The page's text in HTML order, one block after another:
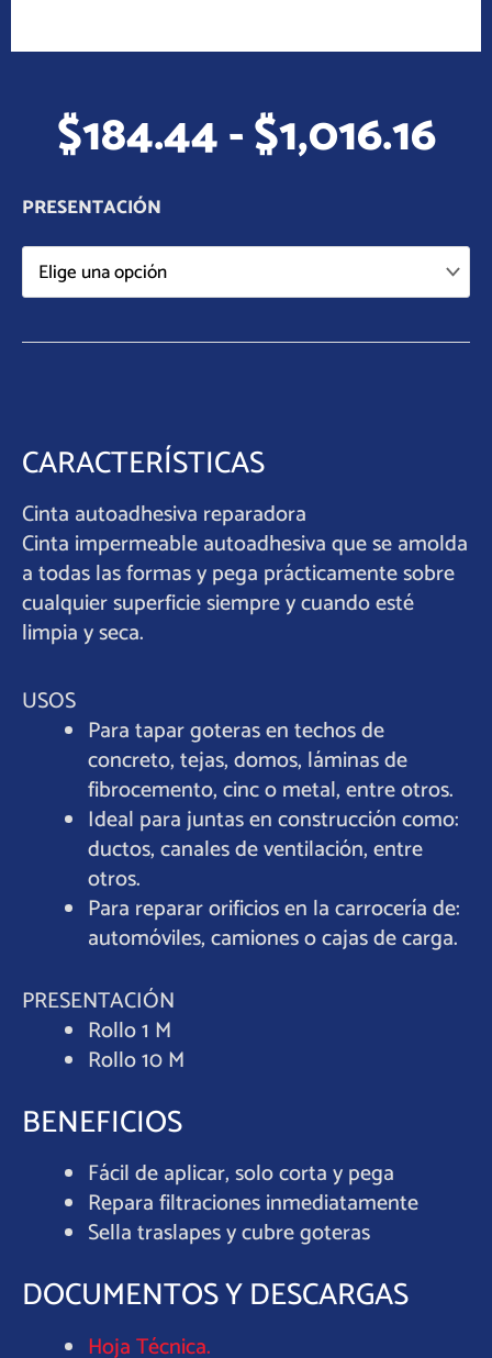
$184.44-$1,016.16de
PRESENTACIÓN
CARACTERÍSTICAS
Cinta autoadhesiva reparadora
Cinta impermeable autoadhesiva que se amolda
a todas las formas y pega prácticamente sobre
cualquier superficie siempre y cuando esté
limpia y seca.
USOS
Para tapar goteras en techos de
concreto, tejas, domos, láminas de
fibrocemento, cinc o metal, entre otros.
Ideal para juntas en construcción como:
ductos, canales de ventilación, entre
otros.
Para reparar orificios en la carrocería de:
automóviles, camiones o cajas de carga.
PRESENTACIÓN
Rollo 1 M
Rollo 10 M
BENEFICIOS
Fácil de aplicar, solo corta y pega
Repara filtraciones inmediatamente
Sella traslapes y cubre goteras
DOCUMENTOS Y DESCARGAS
Hoja Técnica.